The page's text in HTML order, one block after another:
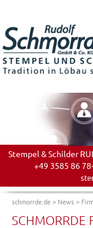
Stempel & Schilder
+49 3585 86
schmorrde.de> News>